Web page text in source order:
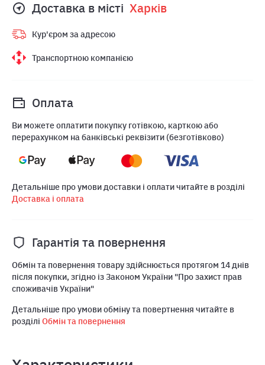
Доставка в місті Харкiв
Кур'єром за адресою
Транспортною компанією
Оплата
Ви можете оплатити покупку готівкою, карткою або
перерахунком на банківські реквізити (безготівково)
Детальніше про умови доставки і оплати читайте в розділі
Доставка і оплата
Гарантія та повернення
Обмін та повернення товару здійснюється протягом 14 днів
після покупки, згідно із Законом України "Про захист прав
споживачів України"
Детальніше про умови обміну та повертнення читайте в
розділі Обмін та повернення